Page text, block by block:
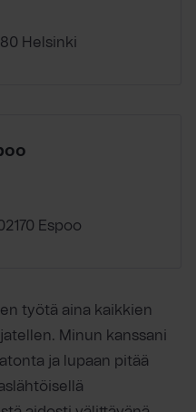
Helsinki
Espoo
työtä aina kaikkien
Minun kanssani
ja lupaan pitää